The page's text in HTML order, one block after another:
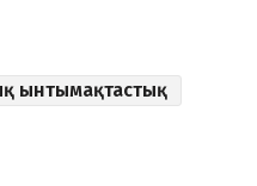
ынтымақтастық